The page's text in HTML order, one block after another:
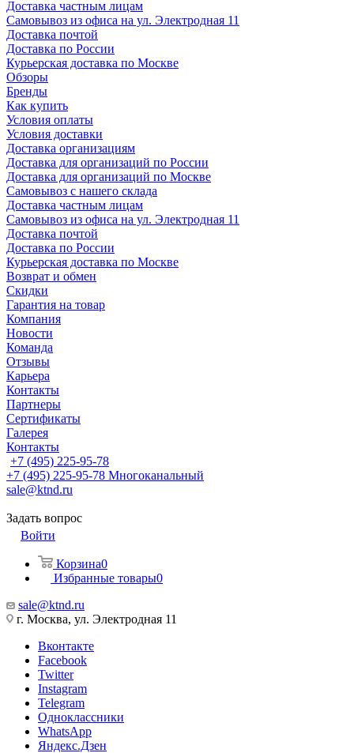
Доставка частным лицам
Самовывоз из офиса на ул. Электродная 11
Доставка почтой
Доставка по России
Курьерская доставка по Москве
Обзоры
Бренды
Как купить
Условия оплаты
Условия доставки
Доставка организациям
Доставка для организаций по России
Доставка для организаций по Москве
Самовывоз с нашего склада
Доставка частным лицам
Самовывоз из офиса на ул. Электродная 11
Доставка почтой
Доставка по России
Курьерская доставка по Москве
Возврат и обмен
Скидки
Гарантия на товар
Компания
Новости
Команда
Отзывы
Карьера
Контакты
Партнеры
Сертификаты
Галерея
Контакты
+7 (495) 225-95-78
+7 (495) 225-95-78 Многоканальный
sale@ktnd.ru
Задать вопрос
Войти
Корзина0
Избранные товары0
sale@ktnd.ru
г. Москва, ул. Электродная 11
Вконтакте
Facebook
Twitter
Instagram
Telegram
Одноклассники
WhatsApp
Яндекс.Дзен